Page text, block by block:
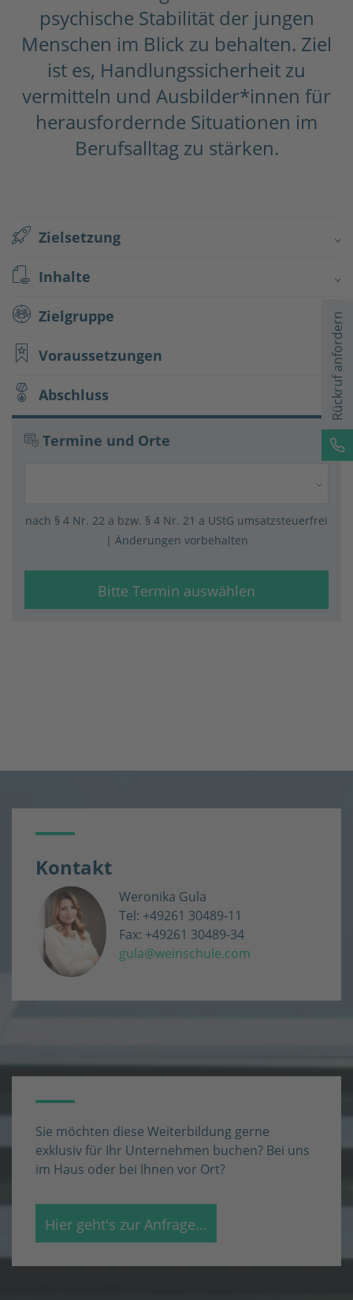
psychische Stabilität der jungen
Menschen im Blick zu behalten. Ziel
ist es, Handlungssicherheit zu
vermitteln und Ausbilder*innen für
herausfordernde Situationen im
Berufsalltag zu stärken.
Zielsetzung
Inhalte
Zielgruppe
Voraussetzungen
Abschluss
Termine und Orte
nach § 4 Nr. 22 a bzw. § 4 Nr. 21 a UStG umsatz­steuer­frei
| Änderungen vorbehalten
Bitte Termin auswählen
Kontakt
Weronika Gula
Tel: +49261 30489-11
Fax: +49261 30489-34
gula@weinschule.com
Sie möchten diese Weiterbildung gerne
exklusiv für Ihr Unternehmen buchen? Bei uns
im Haus oder bei Ihnen vor Ort?
Rückruf anfordern